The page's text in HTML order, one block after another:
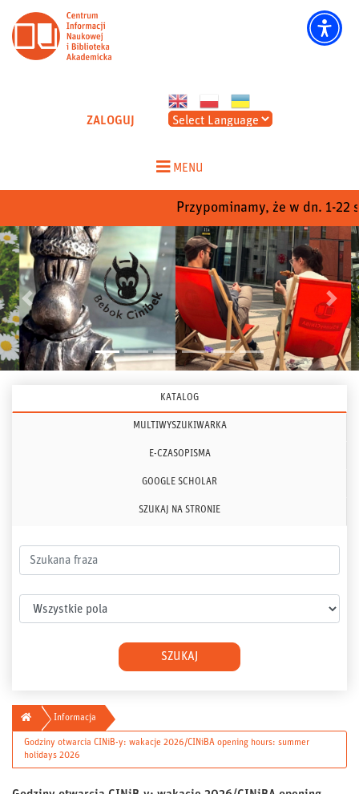
CINIBA - Strona główna
ZALOGUJ
MENU
Przypominamy, że w dn. 1-22
Poprzedni
KATALOG
MULTIWYSZUKIWARKA
E-CZASOPISMA
GOOGLE SCHOLAR
SZUKAJ NA STRONIE
SZUKAJ
GłównaInformacja
Godziny otwarcia CINiB-y: wakacje 2026/CINiBA opening hours: summer
holidays 2026